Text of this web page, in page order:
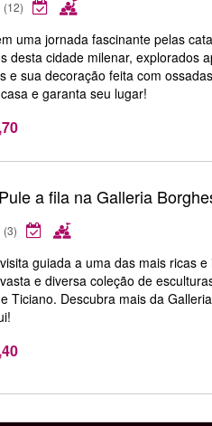
(12)
uma jornada fascinante pelas
desta cidade milenar, explorados
e sua decoração feita com
e garanta seu lugar!
a fila na Galleria
(3)
guiada a uma das mais ricas
e diversa coleção de
Ticiano. Descubra mais da